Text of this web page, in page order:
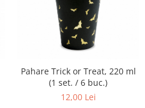
Pahare Trick or Treat, 220 ml
(1 set. / 6 buc.)
12,00 Lei